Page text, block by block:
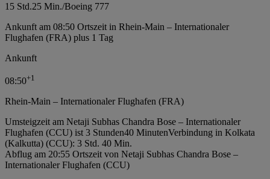
15 Std.25 Min./Boeing 777
Ankunft am 08:50 Ortszeit in Rhein-Main – Internationaler
Flughafen (FRA) plus 1 Tag
Ankunft
08:50+1
Rhein-Main – Internationaler Flughafen (FRA)
Umsteigzeit am Netaji Subhas Chandra Bose – Internationaler
Flughafen (CCU) ist 3 Stunden40 MinutenVerbindung in Kolkata
(Kalkutta) (CCU): 3 Std. 40 Min.
Abflug am 20:55 Ortszeit von Netaji Subhas Chandra Bose –
Internationaler Flughafen (CCU)